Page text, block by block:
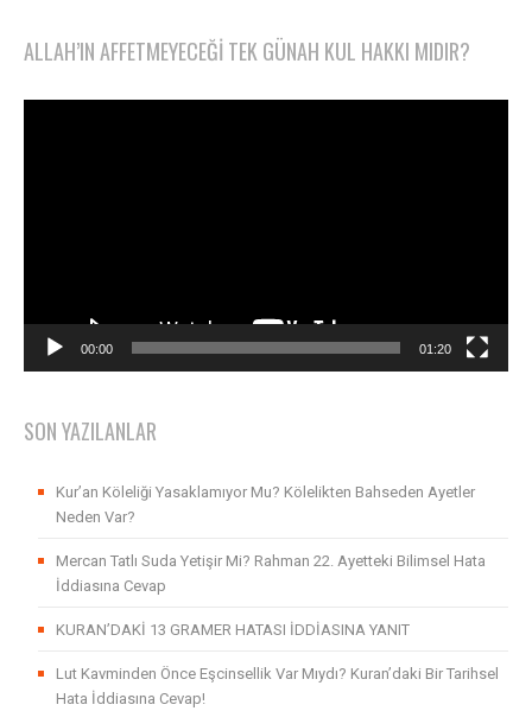
ALLAH’IN AFFETMEYECEĞI TEK GÜNAH KUL HAKKI MIDIR?
00:00 01:20
SON YAZILANLAR
Kur’an Köleliği Yasaklamıyor Mu? Kölelikten Bahseden Ayetler
Neden Var?
Mercan Tatlı Suda Yetişir Mi? Rahman 22. Ayetteki Bilimsel Hata
İddiasına Cevap
KURAN’DAKİ 13 GRAMER HATASI İDDİASINA YANIT
Lut Kavminden Önce Eşcinsellik Var Mıydı? Kuran’daki Bir Tarihsel
Hata İddiasına Cevap!